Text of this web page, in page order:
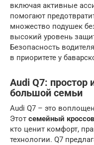
включая активные
помогают
множество подушек
высокий уровень
Безопасность
в приоритете у
Audi Q7: простор
большой семьи
Audi Q7 – это
Этот семейный
кто ценит комфорт,
технологии. Q7